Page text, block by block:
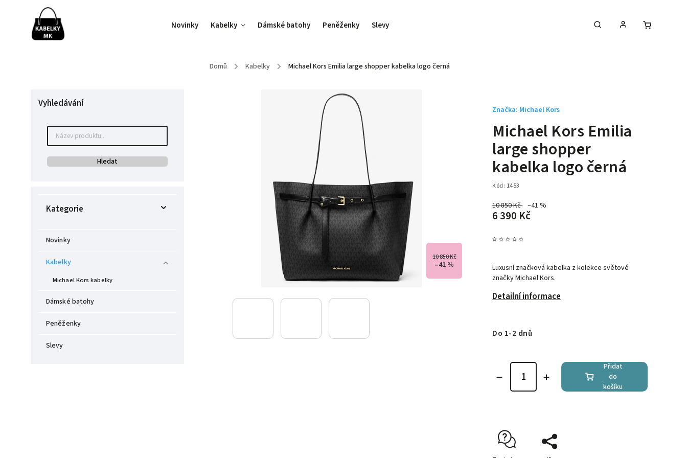
Novinky Kabelky Dámské batohy Peněženky Slevy
Domů / Kabelky / Michael Kors Emilia large shopper kabelka logo černá
Vyhledávání
Hledat
Kategorie
Novinky
Kabelky
Michael Kors kabelky
Dámské batohy
Peněženky
Slevy
10 850 Kč
–41 %
Michael Kors Emilia
large shopper
kabelka logo černá
Kód: 1453
10 850 Kč –41 %
6 390 Kč
Luxusní značková kabelka z kolekce světové
značky Michael Kors.
Detailní informace
Značka: Michael Kors
Do 1-2 dnů
Přidat
do
košíku